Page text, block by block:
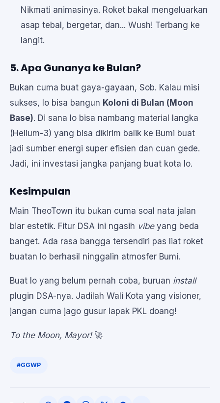
Nikmati animasinya. Roket bakal mengeluarkan
asap tebal, bergetar, dan... Wush! Terbang ke
langit.
5. Apa Gunanya ke Bulan?
Bukan cuma buat gaya-gayaan, Sob. Kalau misi
sukses, lo bisa bangun Koloni di Bulan (Moon
Base). Di sana lo bisa nambang material langka
(Helium-3) yang bisa dikirim balik ke Bumi buat
jadi sumber energi super efisien dan cuan gede.
Jadi, ini investasi jangka panjang buat kota lo.
Kesimpulan
Main TheoTown itu bukan cuma soal nata jalan
biar estetik. Fitur DSA ini ngasih vibeyang beda
banget. Ada rasa bangga tersendiri pas liat roket
buatan lo berhasil ninggalin atmosfer Bumi.
Buat lo yang belum pernah coba, buruan install
plugin DSA-nya. Jadilah Wali Kota yang visioner,
jangan cuma jago gusur lapak PKL doang!
To the Moon, Mayor!🚀
#GGWP